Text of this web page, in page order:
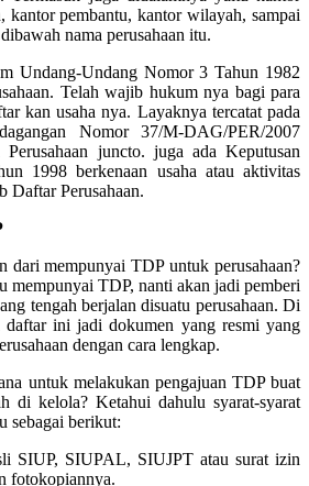
kantor pembantu, kantor wilayah, sampai
nama perusahaan itu.
Undang-Undang Nomor 3 Tahun 1982
Telah wajib hukum nya bagi para
kan usaha nya. Layaknya tercatat pada
Nomor 37/M-DAG/PER/2007
Perusahaan juncto. juga ada Keputusan
1998 berkenaan usaha atau aktivitas
Daftar Perusahaan.
dari mempunyai TDP untuk perusahaan?
mempunyai TDP, nanti akan jadi pemberi
tengah berjalan disuatu perusahaan. Di
daftar ini jadi dokumen yang resmi yang
dengan cara lengkap.
untuk melakukan pengajuan TDP buat
di kelola? Ketahui dahulu syarat-syarat
sebagai berikut:
SIUP, SIUPAL, SIUJPT atau surat izin
fotokopiannya.